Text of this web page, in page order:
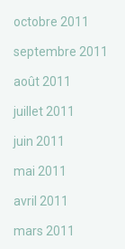
octobre 2011
septembre 2011
août 2011
juillet 2011
juin 2011
mai 2011
avril 2011
mars 2011